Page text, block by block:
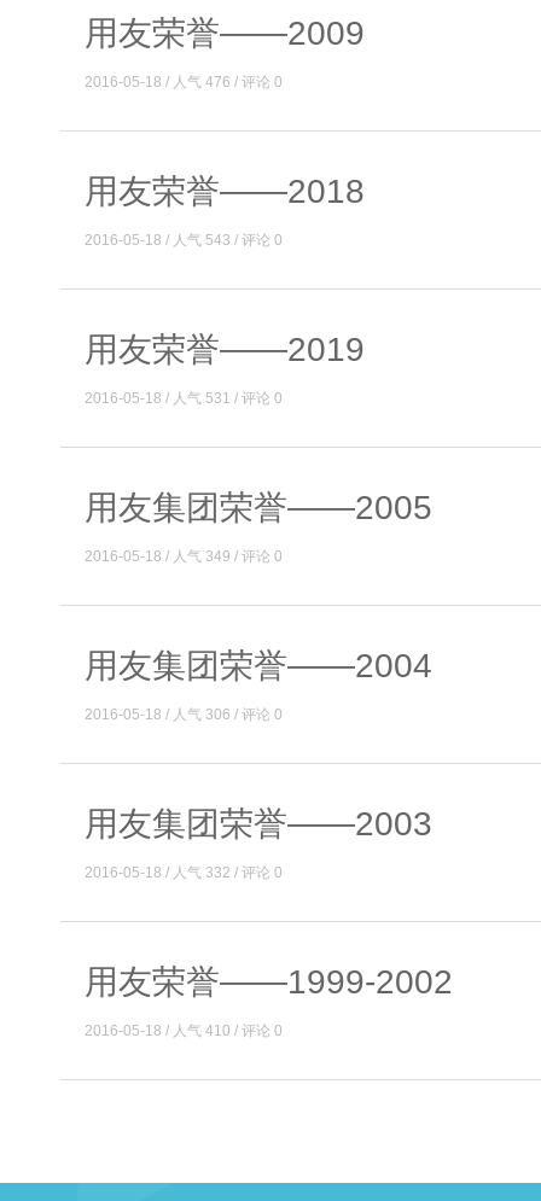
用友荣誉——2009
2016-05-18 / 人气 476 / 评论 0
用友荣誉——2018
2016-05-18 / 人气 543 / 评论 0
用友荣誉——2019
2016-05-18 / 人气 531 / 评论 0
用友集团荣誉——2005
2016-05-18 / 人气 349 / 评论 0
用友集团荣誉——2004
2016-05-18 / 人气 306 / 评论 0
用友集团荣誉——2003
2016-05-18 / 人气 332 / 评论 0
用友荣誉——1999-2002
2016-05-18 / 人气 410 / 评论 0